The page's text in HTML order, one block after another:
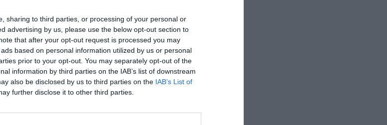
sharing to third parties, or processing of your personal or
advertising by us, please use the below opt-out section to
that after your opt-out request is processed you may
based on personal information utilized by us or personal
prior to your opt-out. You may separately opt-out of the
information by third parties on the IAB’s list of downstream
also be disclosed by us to third parties on the IAB’s List of
further disclose it to other third parties.